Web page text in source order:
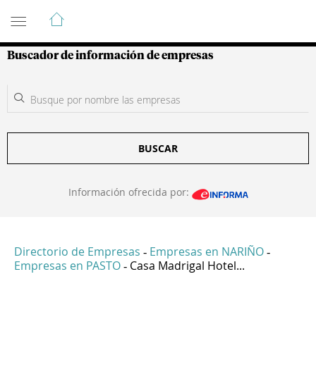
Guía de Empresas Colombianas
Buscador de información de empresas
BUSCAR
Información ofrecida por:
Directorio de Empresas - Empresas en NARIÑO -
Empresas en PASTO - Casa Madrigal Hotel...